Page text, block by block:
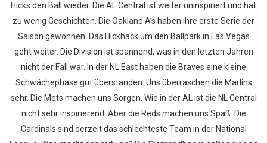
Hicks den Ball wieder. Die AL Central ist weiter uninspiriert und hat
zu wenig Geschichten. Die Oakland A’s haben ihre erste Serie der
Saison gewonnen. Das Hickhack um den Ballpark in Las Vegas
geht weiter. Die Division ist spannend, was in den letzten Jahren
nicht der Fall war. In der NL East haben die Braves eine kleine
Schwächephase gut überstanden. Uns überraschen die Marlins
sehr. Die Mets machen uns Sorgen. Wie in der AL ist die NL Central
nicht sehr inspirierend. Aber die Reds machen uns Spaß. Die
Cardinals sind derzeit das schlechteste Team in der National